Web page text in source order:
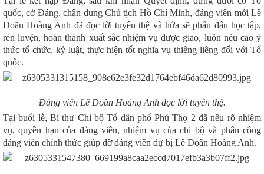
quốc, cờ Đảng, chân dung Chủ tịch Hồ Chí Minh, đảng viên mới Lê
Doãn Hoàng Anh đã đọc lời tuyên thệ và hứa sẽ phấn đấu học tập,
rèn luyện, hoàn thành xuất sắc nhiệm vụ được giao, luôn nêu cao ý
thức tổ chức, kỷ luật, thực hiện tốt nghĩa vụ thiêng liêng đối với Tổ
quốc.
Đảng viên Lê Doãn Hoàng Anh đọc lời tuyên thệ.
Tại buổi lễ, Bí thư Chi bộ Tổ dân phố Phú Thọ 2 đã nêu rõ nhiệm
vụ, quyền hạn của đảng viên, nhiệm vụ của chi bộ và phân công
đảng viên chính thức giúp đỡ đảng viên dự bị Lê Doãn Hoàng Anh.